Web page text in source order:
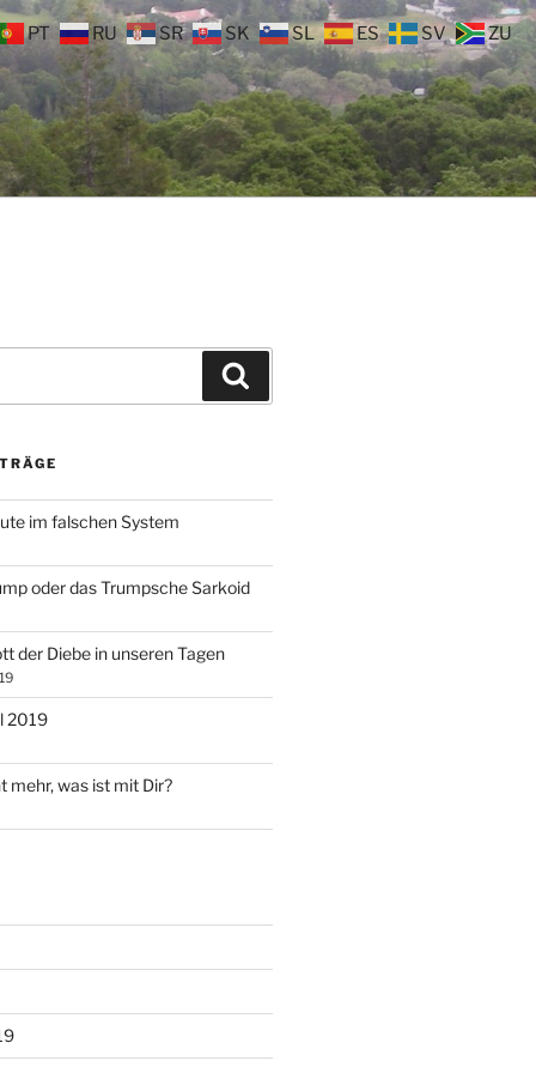
im falschen System
oder das Trumpsche Sarkoid
der Diebe in unseren Tagen
2019
mehr, was ist mit Dir?
PT RU SR SK SL ES SV ZU